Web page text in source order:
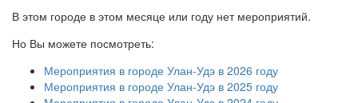
В этом городе в этом месяце или году нет мероприятий.
Но Вы можете посмотреть:
Мероприятия в городе Улан-Удэ в 2026 году
Мероприятия в городе Улан-Удэ в 2025 году